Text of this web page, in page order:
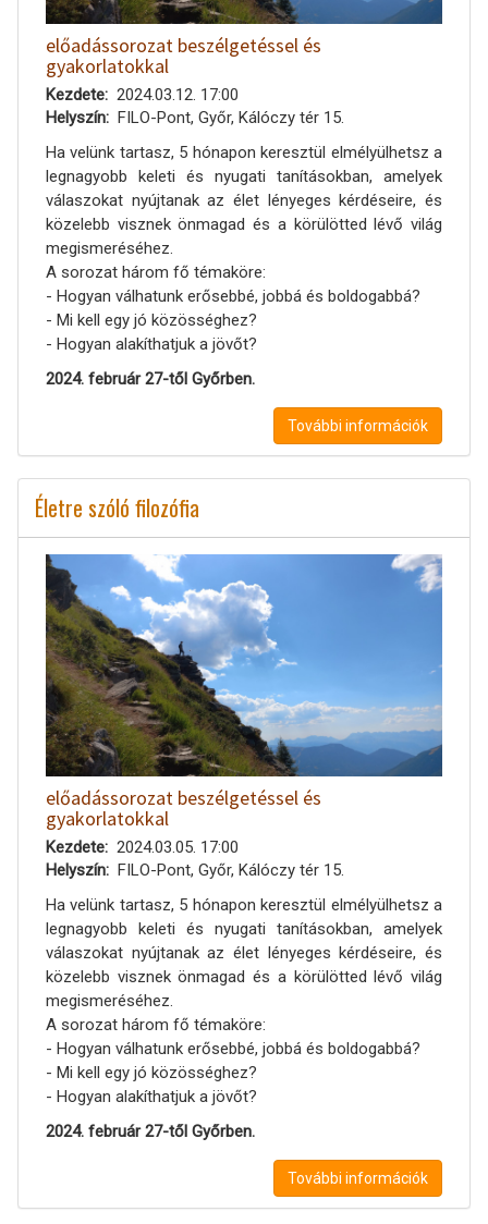
előadássorozat beszélgetéssel és
gyakorlatokkal
Kezdete
2024.03.12. 17:00
Helyszín
FILO-Pont, Győr, Kálóczy tér 15.
Ha velünk tartasz, 5 hónapon keresztül elmélyülhetsz a
legnagyobb keleti és nyugati tanításokban, amelyek
válaszokat nyújtanak az élet lényeges kérdéseire, és
közelebb visznek önmagad és a körülötted lévő világ
megismeréséhez.
A sorozat három fő témaköre:
- Hogyan válhatunk erősebbé, jobbá és boldogabbá?
- Mi kell egy jó közösséghez?
- Hogyan alakíthatjuk a jövőt?
2024. február 27-től Győrben.
További információk
Életre szóló filozófia
előadássorozat beszélgetéssel és
gyakorlatokkal
Kezdete
2024.03.05. 17:00
Helyszín
FILO-Pont, Győr, Kálóczy tér 15.
Ha velünk tartasz, 5 hónapon keresztül elmélyülhetsz a
legnagyobb keleti és nyugati tanításokban, amelyek
válaszokat nyújtanak az élet lényeges kérdéseire, és
közelebb visznek önmagad és a körülötted lévő világ
megismeréséhez.
A sorozat három fő témaköre:
- Hogyan válhatunk erősebbé, jobbá és boldogabbá?
- Mi kell egy jó közösséghez?
- Hogyan alakíthatjuk a jövőt?
2024. február 27-től Győrben.
További információk